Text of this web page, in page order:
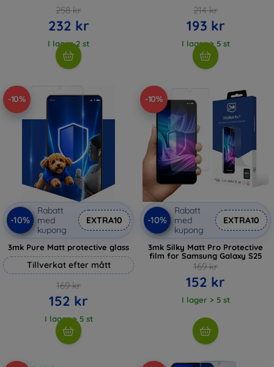
258 kr
232 kr
I lager 2 st
214 kr
193 kr
I lager > 5 st
-10%
-10%
Rabatt
med
kupong
EXTRA10
3mk Pure Matt protective glass
Tillverkat efter mått
169 kr
152 kr
I lager > 5 st
-10%
-10%
Rabatt
med
kupong
EXTRA10
3mk Silky Matt Pro Protective
film for Samsung Galaxy S25
169 kr
152 kr
I lager > 5 st